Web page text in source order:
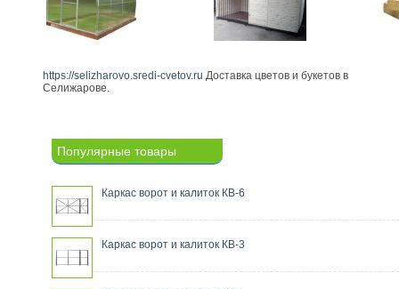
https://selizharovo.sredi-cvetov.ru Доставка цветов и букетов в
Селижарове.
Популярные товары
Каркас ворот и калиток КВ-6
Каркас ворот и калиток КВ-3